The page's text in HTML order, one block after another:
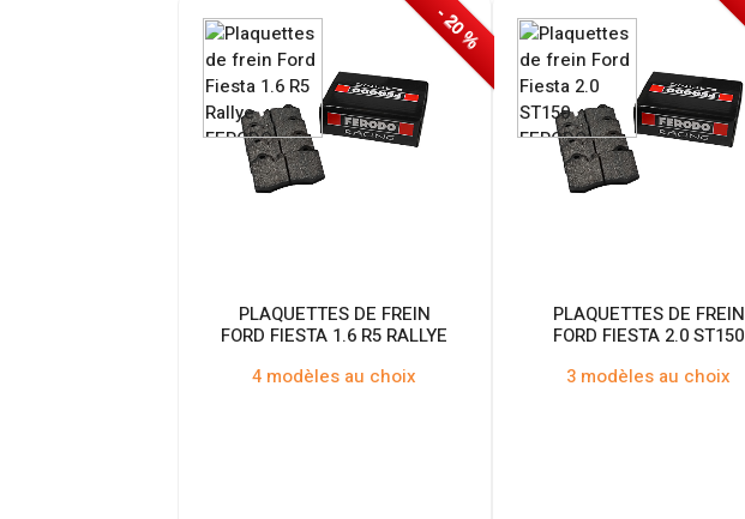
- 20 %
PLAQUETTES DE FREIN
FORD FIESTA 1.6 R5 RALLYE
4 modèles au choix
PLAQUETTES DE FREIN
FORD FIESTA 2.0 ST150
3 modèles au choix